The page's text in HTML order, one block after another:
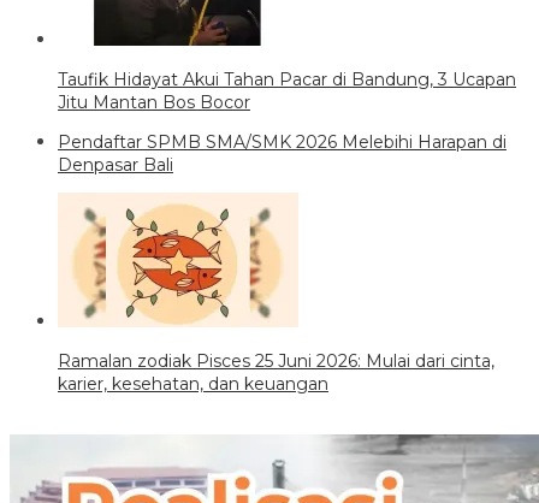
Taufik Hidayat Akui Tahan Pacar di Bandung, 3 Ucapan
Jitu Mantan Bos Bocor
Pendaftar SPMB SMA/SMK 2026 Melebihi Harapan di
Denpasar Bali
Ramalan zodiak Pisces 25 Juni 2026: Mulai dari cinta,
karier, kesehatan, dan keuangan